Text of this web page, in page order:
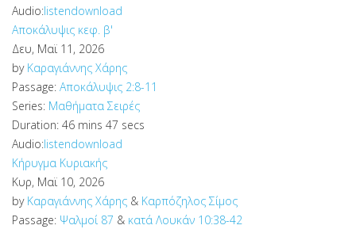
Audio:listendownload
Αποκάλυψις κεφ. β'
Δευ, Μαϊ 11, 2026
by Καραγιάννης Χάρης
Passage: Αποκάλυψις 2:8-11
Series: Μαθήματα Σειρές
Duration: 46 mins 47 secs
Audio:listendownload
Κήρυγμα Κυριακής
Κυρ, Μαϊ 10, 2026
by Καραγιάννης Χάρης & Καρπόζηλος Σίμος
Passage: Ψαλμοί 87 & κατά Λουκάν 10:38-42